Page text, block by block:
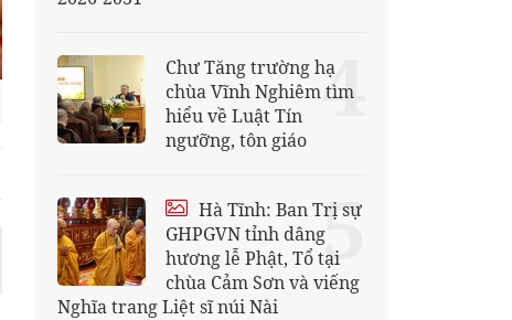
Chư Tăng trường hạ
chùa Vĩnh Nghiêm tìm
hiểu về Luật Tín
ngưỡng, tôn giáo
4
Hà Tĩnh: Ban Trị sự
GHPGVN tỉnh dâng
hương lễ Phật, Tổ tại
chùa Cảm Sơn và viếng
Nghĩa trang Liệt sĩ núi Nài
5